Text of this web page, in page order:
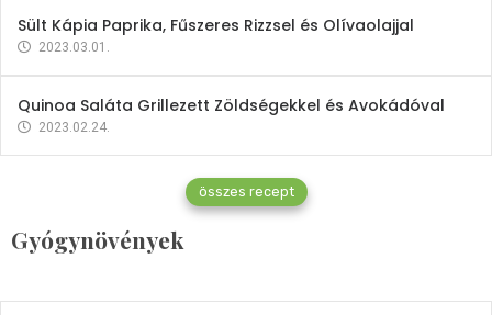
Sült Kápia Paprika, Fűszeres Rizzsel és Olívaolajjal
2023.03.01.
Quinoa Saláta Grillezett Zöldségekkel és Avokádóval
2023.02.24.
összes recept
Gyógynövények
Gyógynövények
Mindent a petrezselyemről
2023.12.21.